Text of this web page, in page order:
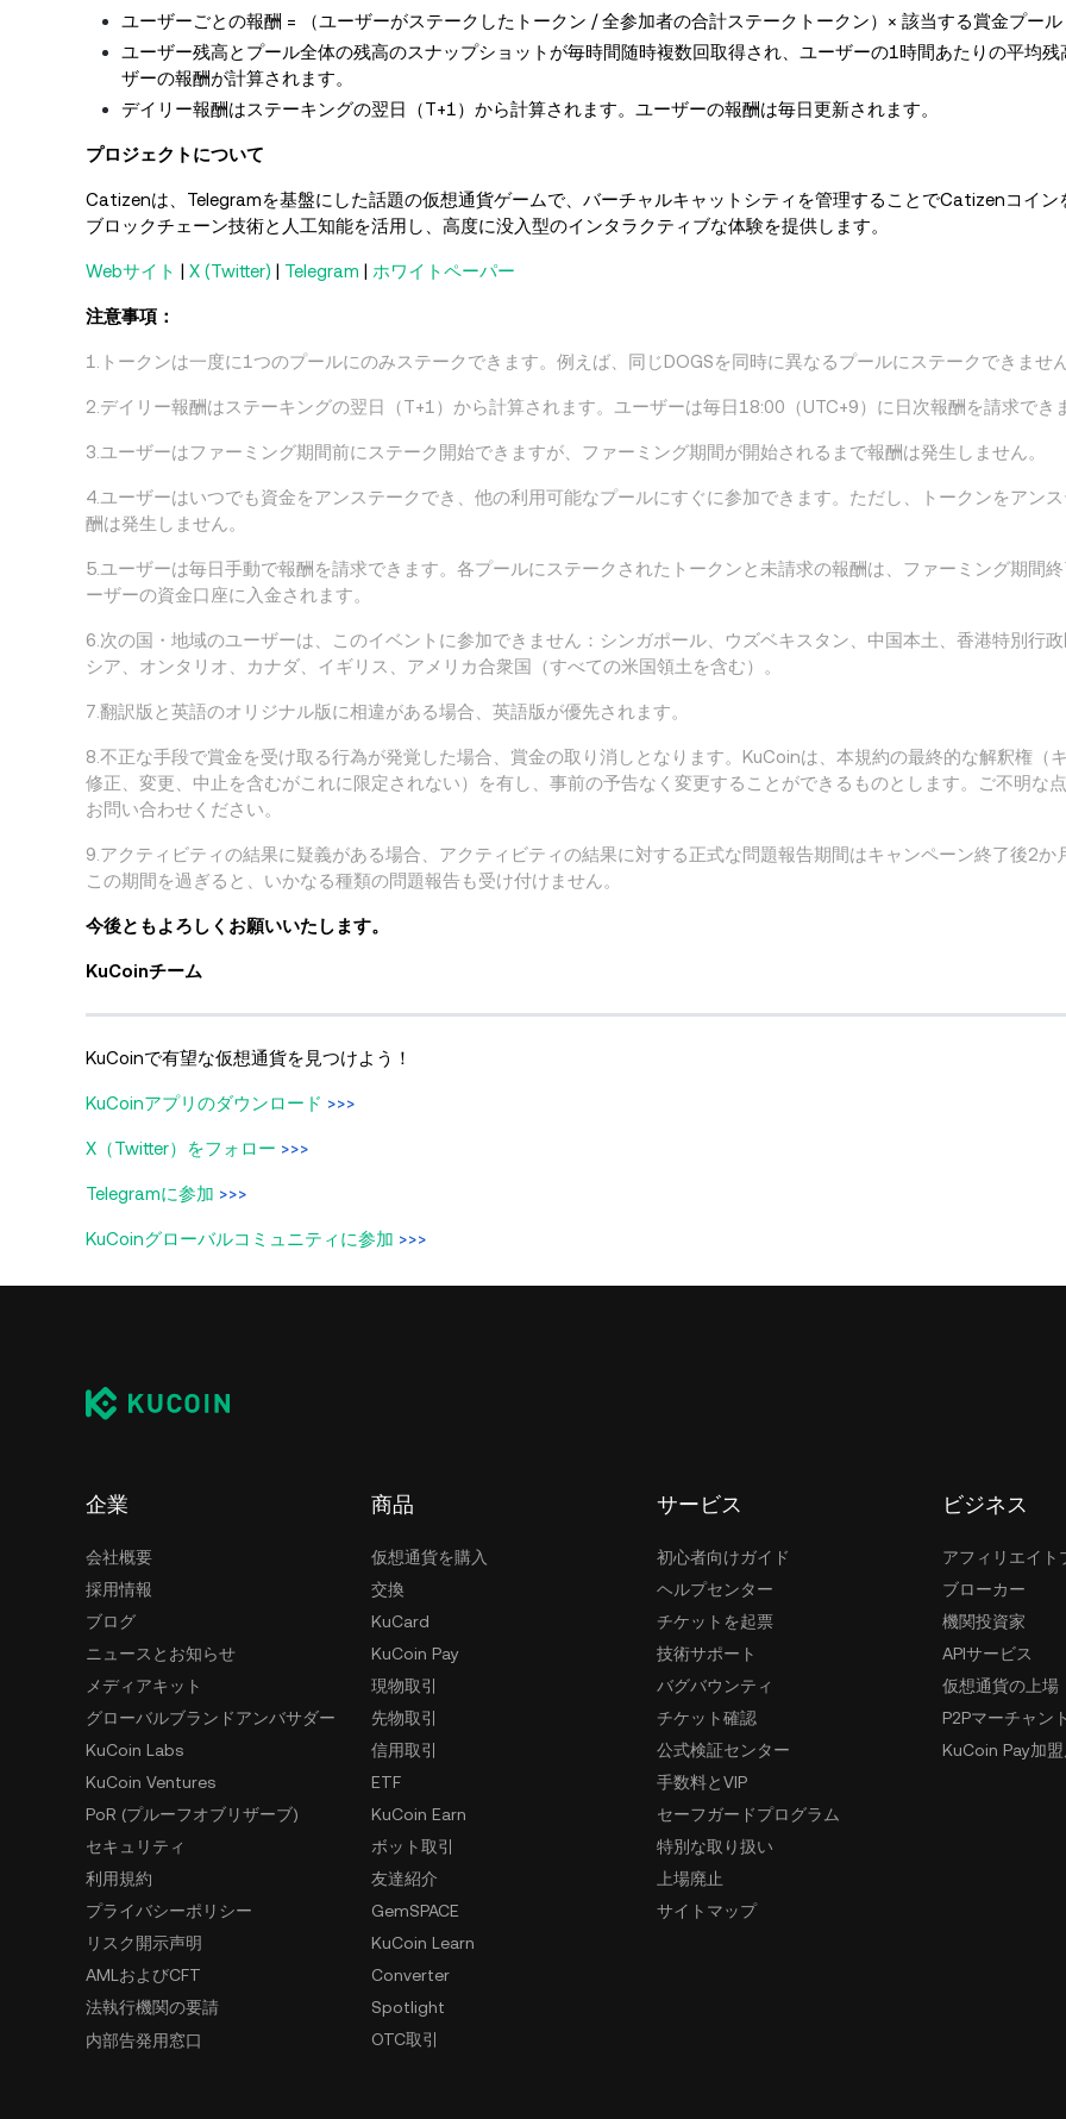
ユーザーごとの報酬 = （ユーザーがステークしたトークン / 全参加者の合計ステークトークン）× 該当する賞金プール
ユーザー残高とプール全体の残高のスナップショットが毎時間随時複数回取得され、ユーザーの1時間あたりの平均残
ザーの報酬が計算されます。
デイリー報酬はステーキングの翌日（T+1）から計算されます。ユーザーの報酬は毎日更新されます。
プロジェクトについて
Catizenは、Telegramを基盤にした話題の仮想通貨ゲームで、バーチャルキャットシティを管理することでCatizenコイン
ブロックチェーン技術と人工知能を活用し、高度に没入型のインタラクティブな体験を提供します。
Webサイト | X (Twitter) | Telegram | ホワイトペーパー
注意事項：
1.トークンは一度に1つのプールにのみステークできます。例えば、同じDOGSを同時に異なるプールにステークできません
2.デイリー報酬はステーキングの翌日（T+1）から計算されます。ユーザーは毎日18:00（UTC+9）に日次報酬を請求でき
3.ユーザーはファーミング期間前にステーク開始できますが、ファーミング期間が開始されるまで報酬は発生しません。
4.ユーザーはいつでも資金をアンステークでき、他の利用可能なプールにすぐに参加できます。ただし、トークンをアン
酬は発生しません。
5.ユーザーは毎日手動で報酬を請求できます。各プールにステークされたトークンと未請求の報酬は、ファーミング期間
ーザーの資金口座に入金されます。
6.次の国・地域のユーザーは、このイベントに参加できません：シンガポール、ウズベキスタン、中国本土、香港特別行
シア、オンタリオ、カナダ、イギリス、アメリカ合衆国（すべての米国領土を含む）。
7.翻訳版と英語のオリジナル版に相違がある場合、英語版が優先されます。
8.不正な手段で賞金を受け取る行為が発覚した場合、賞金の取り消しとなります。KuCoinは、本規約の最終的な解釈権（
修正、変更、中止を含むがこれに限定されない）を有し、事前の予告なく変更することができるものとします。ご不明な
お問い合わせください。
9.アクティビティの結果に疑義がある場合、アクティビティの結果に対する正式な問題報告期間はキャンペーン終了後2か
この期間を過ぎると、いかなる種類の問題報告も受け付けません。
今後ともよろしくお願いいたします。
KuCoinチーム
KuCoinで有望な仮想通貨を見つけよう！
KuCoinアプリのダウンロード >>>
X（Twitter）をフォロー >>>
Telegramに参加 >>>
KuCoinグローバルコミュニティに参加 >>>
企業
会社概要
採用情報
ブログ
ニュースとお知らせ
メディアキット
グローバルブランドアンバサダー
KuCoin Labs
KuCoin Ventures
PoR (プルーフオブリザーブ)
セキュリティ
利用規約
プライバシーポリシー
リスク開示声明
AMLおよびCFT
法執行機関の要請
内部告発用窓口
商品
仮想通貨を購入
交換
KuCard
KuCoin Pay
現物取引
先物取引
信用取引
ETF
KuCoin Earn
ボット取引
友達紹介
GemSPACE
KuCoin Learn
Converter
Spotlight
OTC取引
サービス
初心者向けガイド
ヘルプセンター
チケットを起票
技術サポート
バグバウンティ
チケット確認
公式検証センター
手数料とVIP
セーフガードプログラム
特別な取り扱い
上場廃止
サイトマップ
ビジネス
アフィリエイト
ブローカー
機関投資家
APIサービス
仮想通貨の上場
P2Pマーチャン
KuCoin Pay加